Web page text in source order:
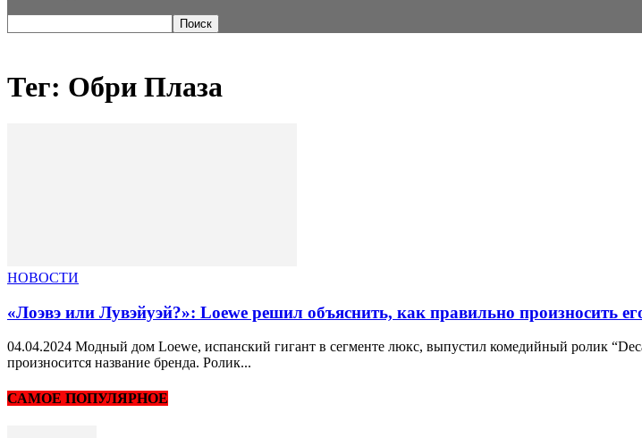
Тег: Обри Плаза
НОВОСТИ
«Лоэвэ или Лувэйуэй?»: Loewe решил объяснить, как правильно произносить
04.04.2024 Модный дом Loewe, испанский гигант в сегменте люкс, выпустил комедийный ролик
произносится название бренда. Ролик...
САМОЕ ПОПУЛЯРНОЕ